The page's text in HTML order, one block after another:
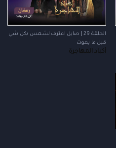
الحلقة 29 | صايل اعترف لشمس بكل شي
قبل ما يموت
أكباد المهاجرة